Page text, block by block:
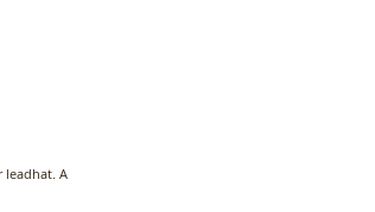
leadhat. A